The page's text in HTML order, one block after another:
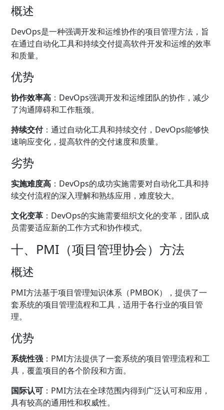
概述
DevOps是一种强调开发和运维协作的项目管理方法，旨
在通过自动化工具和持续交付提高软件开发和运维的效率
和质量。
优势
协作效率高 ：DevOps强调开发和运维团队的协作，减少
了沟通障碍和工作瓶颈。
持续交付：通过自动化工具和持续交付，DevOps能够快
速响应变化，提高软件的交付速度和质量。
劣势
实施难度高 ：DevOps的成功实施需要对自动化工具和持
续交付流程的深入理解和熟练应用，难度较大。
文化变革 ：DevOps的实施需要组织文化的变革，团队成
员需要适应新的工作方式和协作模式。
十、PMI（项目管理协会）方法
概述
PMI方法基于项目管理知识体系（PMBOK），提供了一
套系统的项目管理流程和工具，适用于各行业的项目管
理。
优势
系统性强 ：PMI方法提供了一套系统的项目管理流程和工
具，覆盖项目的各个阶段和方面。
国际认可 ：PMI方法在全球范围内得到广泛认可和应用，
具有较高的通用性和权威性。